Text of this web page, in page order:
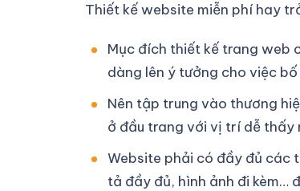
Thiết kế website miễn phí hay
Mục đích thiết kế trang web
dàng lên ý tưởng cho việc
Nên tập trung vào thương
ở đầu trang với vị trí dễ thấy
Website phải có đầy đủ các
tả đầy đủ, hình ảnh đi kèm…